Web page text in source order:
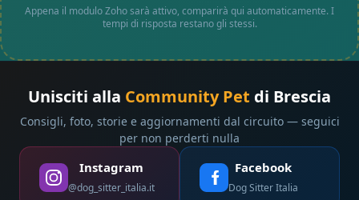
Appena il modulo Zoho sarà attivo, comparirà qui automaticamente. I
tempi di risposta restano gli stessi.
Unisciti alla Community Pet di Brescia
Consigli, foto, storie e aggiornamenti dal circuito — seguici
per non perderti nulla
Instagram
@dog_sitter_italia.it
Facebook
Dog Sitter Italia